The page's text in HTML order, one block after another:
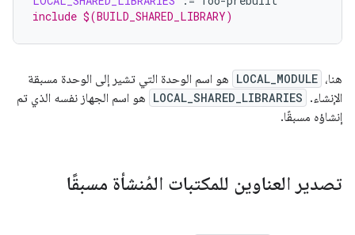
include $(BUILD_SHARED_LIBRARY)
هنا، LOCAL_MODULE هو اسم الوحدة التي تشير إلى الوحدة مسبقة
الإنشاء. LOCAL_SHARED_LIBRARIES هو اسم الجهاز نفسه الذي تم
إنشاؤه مسبقًا.
تصدير العناوين للمكتبات المُنشأة مسبقًا